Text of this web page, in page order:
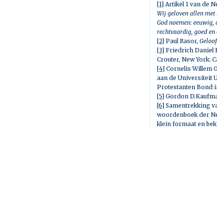
[1] Artikel 1 van de
Wij geloven allen met
God noemen:
rechtvaardig, goed en
[2] Paul Rasor,
[3] Friedrich Daniel
Crouter, New York:
[4] Cornelis Willem
aan de Universiteit
Protestanten Bond
[5] Gordon
[6] Samentrekking
woordenboek der
klein formaat en